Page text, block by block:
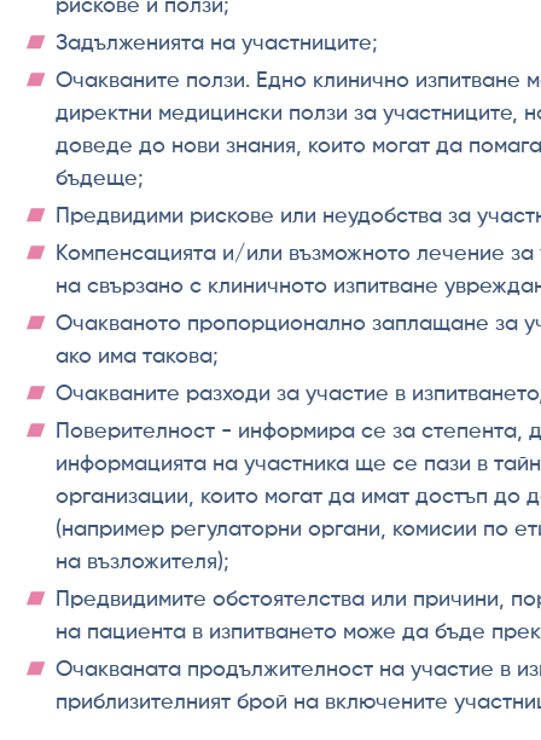
рискове и ползи;
Задълженията на участниците;
Очакваните ползи. Едно клинично изпитване
директни медицински ползи за участниците,
доведе до нови знания, които могат да
бъдеще;
Предвидими рискове или неудобства за
Компенсацията и/или възможното лечение за
на свързано с клиничното изпитване
Очакваното пропорционално заплащане за
ако има такова;
Очакваните разходи за участие в
Поверителност - информира се за степента,
информацията на участника ще се пази в
организации, които могат да имат достъп до
(например регулаторни органи, комисии по
на възложителя);
Предвидимите обстоятелства или причини,
на пациента в изпитването може да бъде
Очакваната продължителност на участие в
приблизителният брой на включените